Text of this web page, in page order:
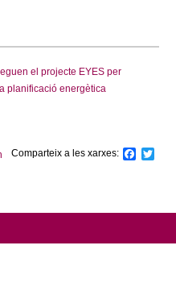
el projecte EYES per
planificació energètica
Comparteix a les xarxes:
k